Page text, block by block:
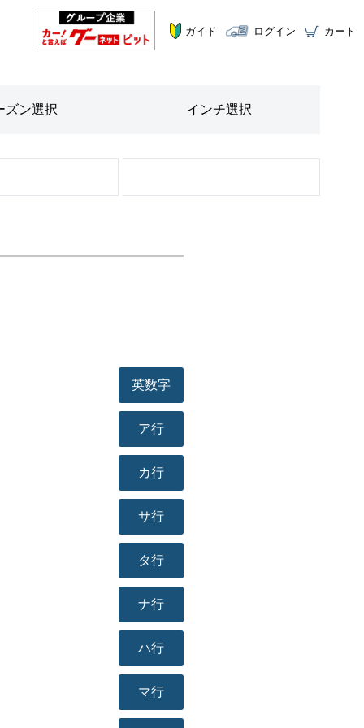
ガイド ログイン カート
ズン選択 インチ選択
英数字
ア行
カ行
サ行
タ行
ナ行
ハ行
マ行